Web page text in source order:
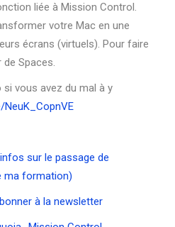
liée à Mission Control.
votre Mac en une
écrans (virtuels). Pour faire
de Spaces.
vous avez du mal à y
sur le passage de
ma formation)
à la newsletter